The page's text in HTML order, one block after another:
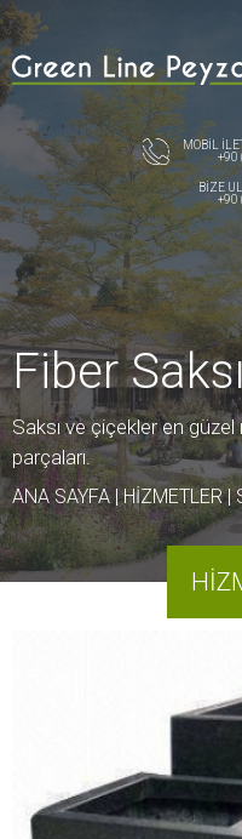
MOBİL
+90
BİZE
+90
Fiber
Saksı ve çiçekler en
parçaları.
ANA SAYFA|HİZMETLER|